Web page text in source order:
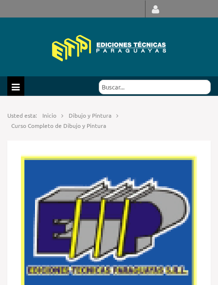
Usted esta: Inicio
Dibujo y Pintura
Curso Completo de Dibujo y Pintura